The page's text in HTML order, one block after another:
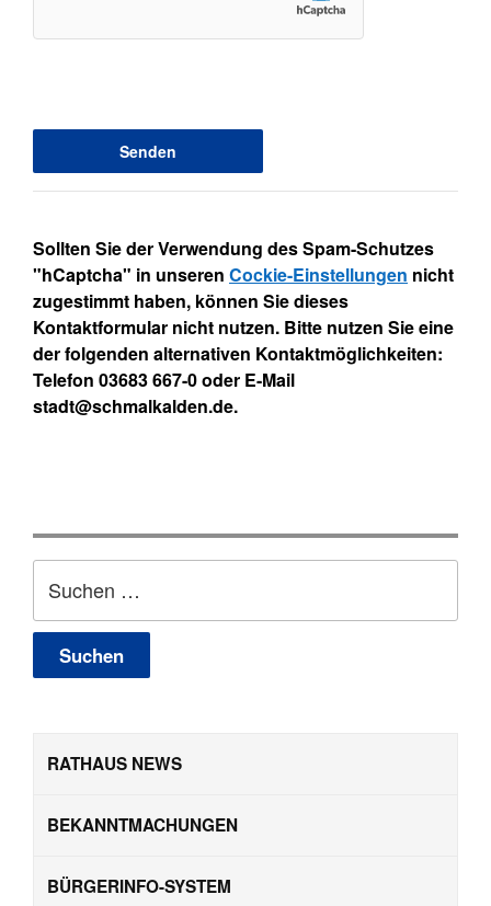
nach:
RATHAUS NEWS
BEKANNTMACHUNGEN
BÜRGERINFO-SYSTEM
Sollten Sie der Verwendung des Spam-Schutzes
"hCaptcha" in unseren Cockie-Einstellungen nicht
zugestimmt haben, können Sie dieses
Kontaktformular nicht nutzen. Bitte nutzen Sie eine
der folgenden alternativen Kontaktmöglichkeiten:
Telefon 03683 667-0 oder E-Mail
stadt@schmalkalden.de.